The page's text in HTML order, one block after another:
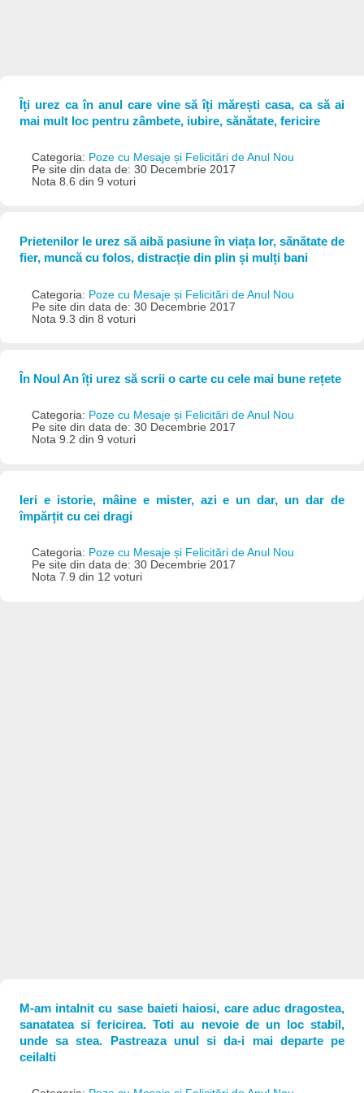
Îți urez ca în anul care vine să îți mărești casa, ca să ai
mai mult loc pentru zâmbete, iubire, sănătate, fericire
Categoria: Poze cu Mesaje și Felicitări de Anul Nou
Pe site din data de: 30 Decembrie 2017
Nota 8.6 din 9 voturi
Prietenilor le urez să aibă pasiune în viața lor, sănătate de
fier, muncă cu folos, distracție din plin și mulți bani
Categoria: Poze cu Mesaje și Felicitări de Anul Nou
Pe site din data de: 30 Decembrie 2017
Nota 9.3 din 8 voturi
În Noul An îți urez să scrii o carte cu cele mai bune rețete
Categoria: Poze cu Mesaje și Felicitări de Anul Nou
Pe site din data de: 30 Decembrie 2017
Nota 9.2 din 9 voturi
Ieri e istorie, mâine e mister, azi e un dar, un dar de
împărțit cu cei dragi
Categoria: Poze cu Mesaje și Felicitări de Anul Nou
Pe site din data de: 30 Decembrie 2017
Nota 7.9 din 12 voturi
M-am intalnit cu sase baieti haiosi, care aduc dragostea,
sanatatea si fericirea. Toti au nevoie de un loc stabil,
unde sa stea. Pastreaza unul si da-i mai departe pe
ceilalti